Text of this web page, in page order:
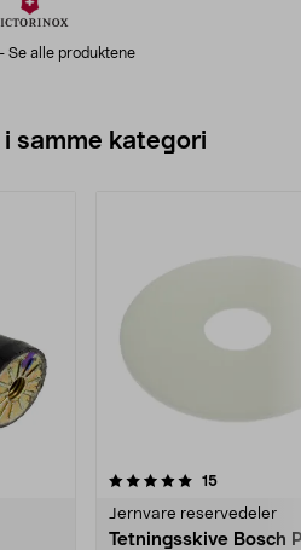
- Se alle produktene
samme kategori
15anmeldelser
Jernvare reservedeler
Tetningsskive Bosch
4.5 av 5 stjerner